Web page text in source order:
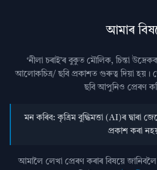
আমাৰ
‘নীলা চৰাই’ৰ বুকুত মৌলিক, চিন্তা
আলোকচিত্ৰ/ ছবি প্রকাশত গুৰুত্ব দিয়া
ছবি আপুনিও প্রেৰণ
মন কৰিব: কৃত্ৰিম বুদ্ধিমত্তা (AI)ৰ দ্বাৰা
প্ৰকাশ কৰা
আমালৈ লেখা প্ৰেৰণ কৰাৰ বিষয়ে জানিবলৈ